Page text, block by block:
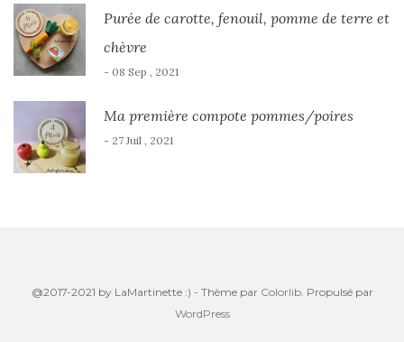
Purée de carotte, fenouil, pomme de terre et
chèvre
- 08 Sep , 2021
Ma première compote pommes/poires
- 27 Juil , 2021
@2017-2021 by LaMartinette :) - Thème par Colorlib. Propulsé par
WordPress